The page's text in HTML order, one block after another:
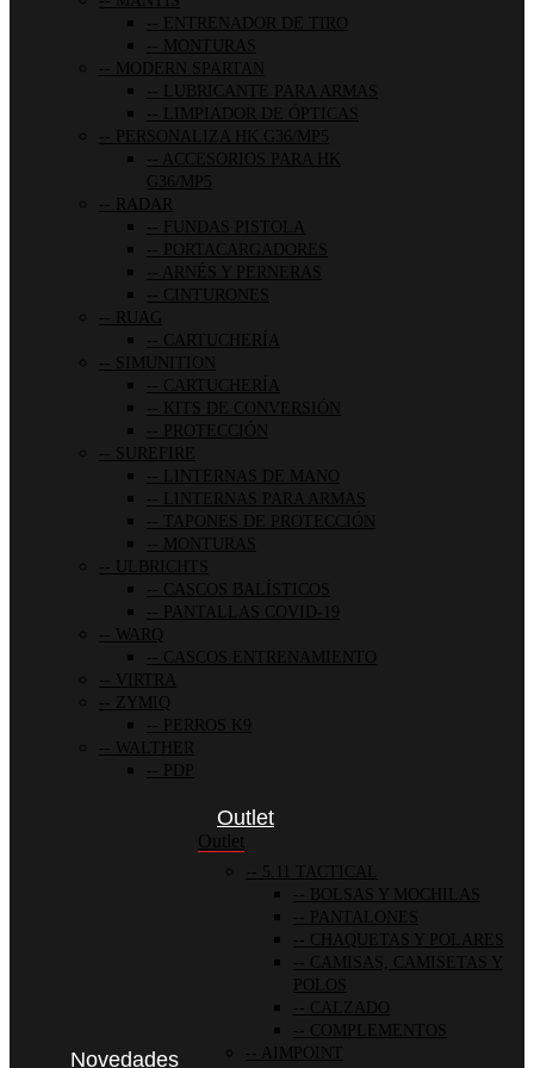
ENTRENADOR DE TIRO
MONTURAS
MODERN SPARTAN
LUBRICANTE PARA ARMAS
LIMPIADOR DE ÓPTICAS
PERSONALIZA HK G36/MP5
ACCESORIOS PARA HK
G36/MP5
RADAR
FUNDAS PISTOLA
PORTACARGADORES
ARNÉS Y PERNERAS
CINTURONES
RUAG
CARTUCHERÍA
SIMUNITION
CARTUCHERÍA
KITS DE CONVERSIÓN
PROTECCIÓN
SUREFIRE
LINTERNAS DE MANO
LINTERNAS PARA ARMAS
TAPONES DE PROTECCIÓN
MONTURAS
ULBRICHTS
CASCOS BALÍSTICOS
PANTALLAS COVID-19
WARQ
CASCOS ENTRENAMIENTO
VIRTRA
ZYMIQ
PERROS K9
WALTHER
PDP
Novedades
Outlet
Outlet
5.11 TACTICAL
BOLSAS Y MOCHILAS
PANTALONES
CHAQUETAS Y POLARES
CAMISAS, CAMISETAS Y
POLOS
CALZADO
COMPLEMENTOS
AIMPOINT